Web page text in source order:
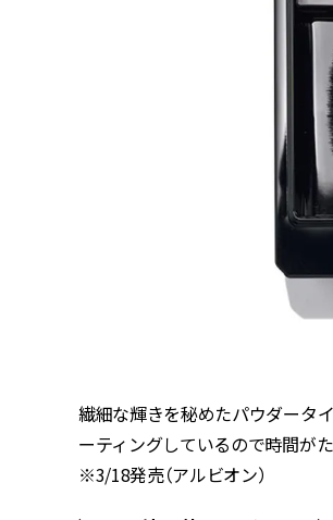
繊細な輝きを秘めたパウダータ
ーティングしているので時間が
※3/18発売（アルビオン）